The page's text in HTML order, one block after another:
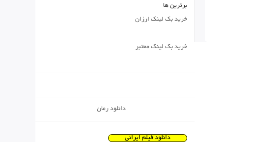
برترین ها
خرید بک لینک ارزان
خرید بک لینک معتبر
دانلود رمان
دانلود فیلم ایرانی